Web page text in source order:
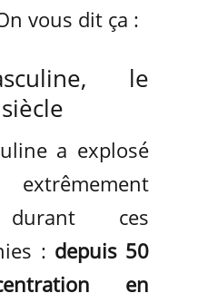
vous dit ça :
le
a explosé
durant ces
: depuis 50
en